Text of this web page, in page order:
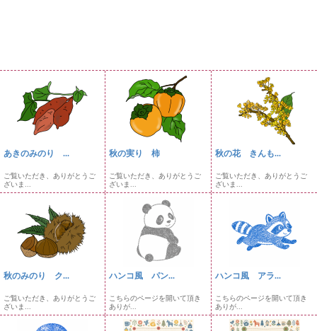
あきのみのり ...
ご覧いただき、ありがとうご
ざいま...
秋の実り 柿
ご覧いただき、ありがとうご
ざいま...
秋の花 きんも...
ご覧いただき、ありがとうご
ざいま...
秋のみのり ク...
ご覧いただき、ありがとうご
ざいま...
ハンコ風 パン...
こちらのページを開いて頂き
ありが...
ハンコ風 アラ...
こちらのページを開いて頂き
ありが...